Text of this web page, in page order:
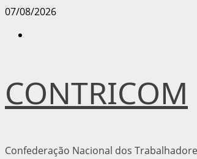
Avançar
07/08/2026
CONTRICOM
Confederação Nacional dos